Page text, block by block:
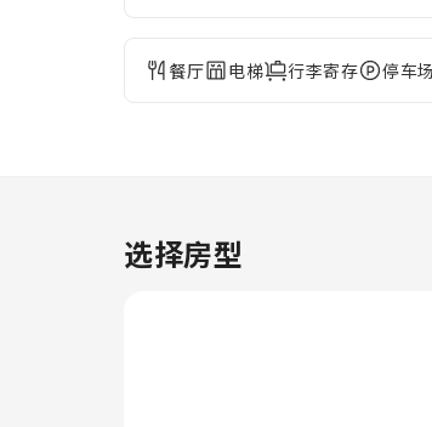
照片或回复电子邮件。自驾前来
客人可享受住宿提供的免费停车。
提供礼宾服务等前台设施服务，
在满足您的需求。想要放松吗？
里斯托市中心-洲际酒店集团旗下
的每间住宿都经过精心打造和装
餐厅 电梯 行李寄存 停车场
选择房型